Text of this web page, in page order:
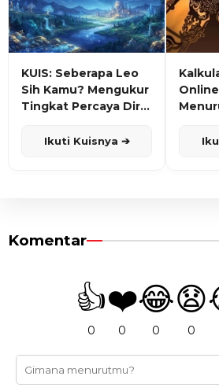
KUIS: Seberapa Leo
Sih Kamu? Mengukur
Tingkat Percaya Diri
Ikuti Kuisnya ➔
Komentar
👍
0
❤️
0
😂
0
😧
0